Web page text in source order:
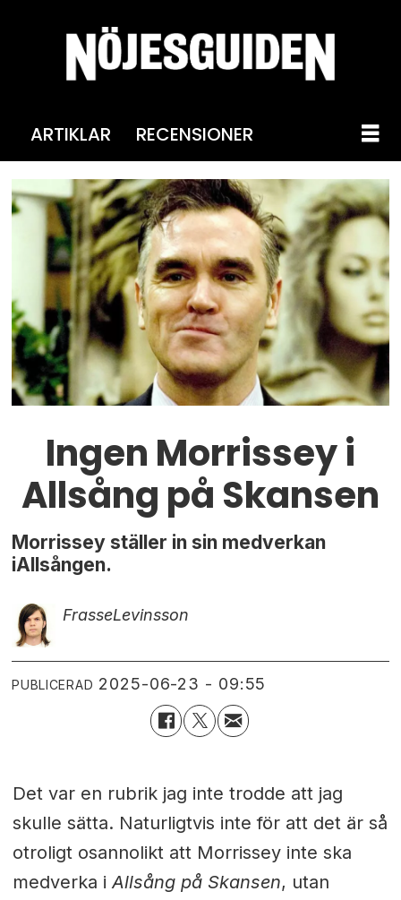
ARTIKLAR RECENSIONER
Ingen Morrissey i
Allsång på Skansen
Morrissey ställer in sin medverkan
iAllsången.
FrasseLevinsson
PUBLICERAD 2025-06-23 - 09:55
Det var en rubrik jag inte trodde att jag
skulle sätta. Naturligtvis inte för att det är så
otroligt osannolikt att Morrissey inte ska
medverka iAllsång på Skansen, utan